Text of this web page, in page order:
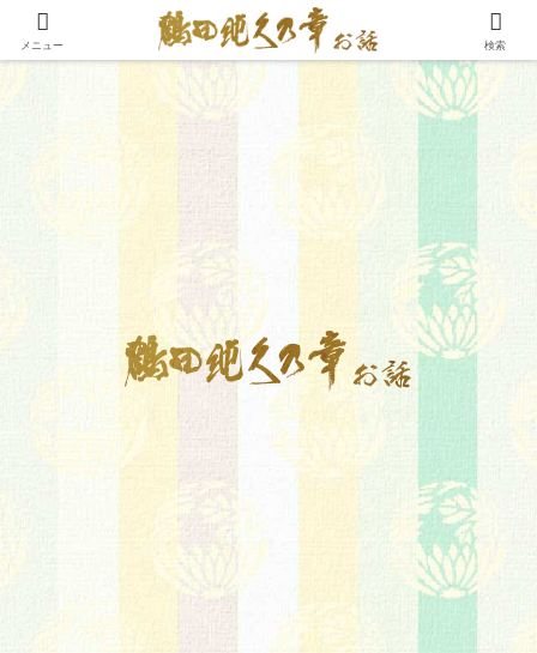
メニュー 検索